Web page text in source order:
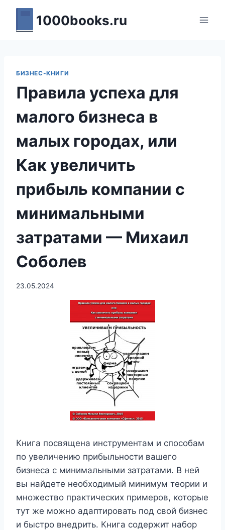
Перейти
содержимому
1000books.ru
БИЗНЕС-КНИГИ
Правила успеха для
малого бизнеса в
малых городах, или
Как увеличить
прибыль компании с
минимальными
затратами — Михаил
Соболев
23.05.2024
Книга посвящена инструментам и способам
по увеличению прибыльности вашего
бизнеса с минимальными затратами. В ней
вы найдете необходимый минимум теории и
множество практических примеров, которые
тут же можно адаптировать под свой бизнес
и быстро внедрить. Книга содержит набор